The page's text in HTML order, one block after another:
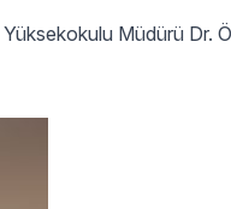
Müdürü Dr.